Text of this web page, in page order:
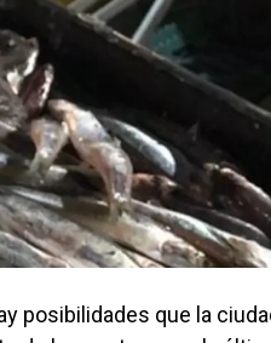
posibilidades que la